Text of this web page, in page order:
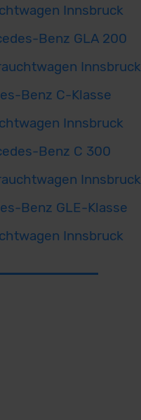
Innsbruck
Benz GLA 200
Innsbruck
Benz C-Klasse
Innsbruck
Benz C 300
Innsbruck
Benz GLE-Klasse
Innsbruck